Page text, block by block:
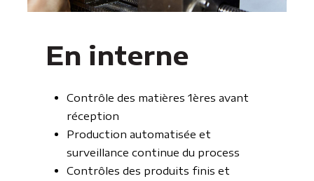
En interne
Contrôle des matières 1ères avant
réception
Production automatisée et
surveillance continue du process
Contrôles des produits finis et